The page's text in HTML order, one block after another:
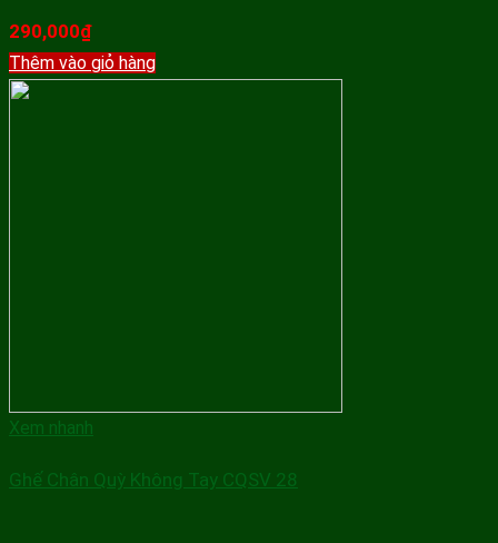
290,000₫
Thêm vào giỏ hàng
Xem nhanh
Ghế Chân Quỳ Không Tay CQSV 28